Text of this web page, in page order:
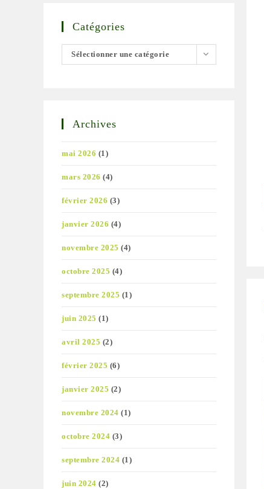
Catégories
Catégories
Sélectionner une catégorie
Archives
mai 2026 (1)
mars 2026 (4)
février 2026 (3)
janvier 2026 (4)
novembre 2025 (4)
octobre 2025 (4)
septembre 2025 (1)
juin 2025 (1)
avril 2025 (2)
février 2025 (6)
janvier 2025 (2)
novembre 2024 (1)
octobre 2024 (3)
septembre 2024 (1)
juin 2024 (2)